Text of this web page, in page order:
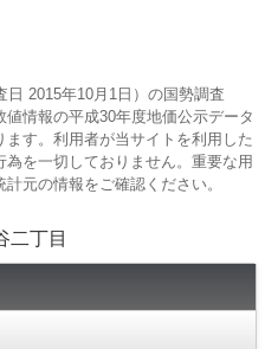
2015年10月1日）の国勢調査
値情報の平成30年度地価公示データ
ます。利用者が当サイトを利用した
を一切しておりません。重要な用
元の情報をご確認ください。
二丁目